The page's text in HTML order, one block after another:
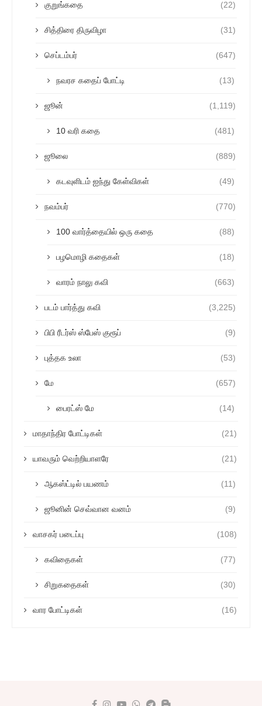
குறுங்கதை (22)
சித்திரை திருவிழா (31)
செப்டம்பர் (647)
நவரச கதைப் போட்டி (13)
ஜூன் (1,119)
10 வரி கதை (481)
ஜூலை (889)
கடவுளிடம் ஐந்து கேள்விகள் (49)
நவம்பர் (770)
100 வார்த்தையில் ஒரு கதை (88)
பழமொழி கதைகள் (18)
வாரம் நாலு கவி (663)
படம் பார்த்து கவி (3,225)
பிபி ரீடர்ஸ் ஸ்பேஸ் குரூப் (9)
புத்தக உலா (53)
மே (657)
பைரட்ஸ் மே (14)
மாதாந்திர போட்டிகள் (21)
யாவரும் வெற்றியாளரே (21)
ஆகஸ்ட்டில் பயணம் (11)
ஜூனின் செவ்வான வனம் (9)
வாசகர் படைப்பு (108)
கவிதைகள் (77)
சிறுகதைகள் (30)
வார போட்டிகள் (16)